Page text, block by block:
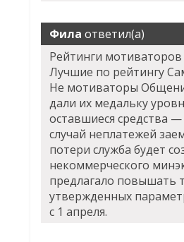
Фила ответил(а)
Рейтинги
Лучшие по рейтингу
Не мотиваторы
дали их медальку
оставшиеся средства
случай неплатежей
потери служба будет
некоммерческого
предлагало повышать
утвержденных
с 1 апреля.